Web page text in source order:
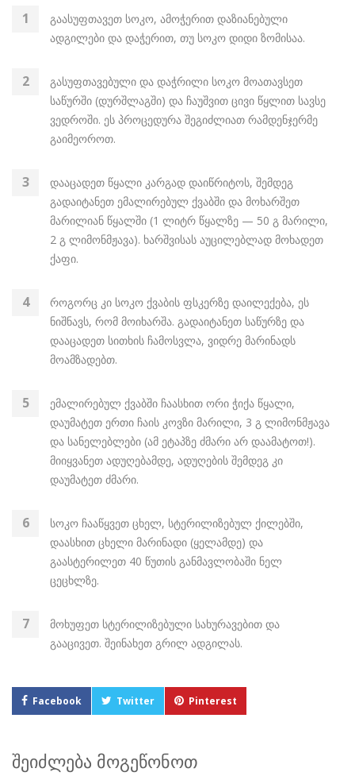
გაასუფთავეთ სოკო, ამოჭერით დაზიანებული
ადგილები და დაჭერით, თუ სოკო დიდი ზომისაა.
გასუფთავებული და დაჭრილი სოკო მოათავსეთ
საწურში (დურშლაგში) და ჩაუშვით ცივი წყლით სავსე
ვედროში. ეს პროცედურა შეგიძლიათ რამდენჯერმე
გაიმეოროთ.
დააცადეთ წყალი კარგად დაიწრიტოს, შემდეგ
გადაიტანეთ ემალირებულ ქვაბში და მოხარშეთ
მარილიან წყალში (1 ლიტრ წყალზე — 50 გ მარილი,
2 გ ლიმონმჟავა). ხარშვისას აუცილებლად მოხადეთ
ქაფი.
როგორც კი სოკო ქვაბის ფსკერზე დაილექება, ეს
ნიშნავს, რომ მოიხარშა. გადაიტანეთ საწურზე და
დააცადეთ სითხის ჩამოსვლა, ვიდრე მარინადს
მოამზადებთ.
ემალირებულ ქვაბში ჩაასხით ორი ჭიქა წყალი,
დაუმატეთ ერთი ჩაის კოვზი მარილი, 3 გ ლიმონმჟავა
და სანელებლები (ამ ეტაპზე ძმარი არ დაამატოთ!).
მიიყვანეთ ადუღებამდე, ადუღების შემდეგ კი
დაუმატეთ ძმარი.
სოკო ჩააწყვეთ ცხელ, სტერილიზებულ ქილებში,
დაასხით ცხელი მარინადი (ყელამდე) და
გაასტერილეთ 40 წუთის განმავლობაში ნელ
ცეცხლზე.
მოხუფეთ სტერილიზებული სახურავებით და
გააცივეთ. შეინახეთ გრილ ადგილას.
Facebook Twitter Pinterest
შეიძლება მოგეწონოთ